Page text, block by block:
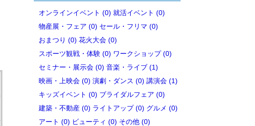
オンラインイベント (0) 就活イベント (0)
物産展・フェア (0) セール・フリマ (0)
おまつり (0) 花火大会 (0)
スポーツ観戦・体験 (0) ワークショップ (0)
セミナー・展示会 (0) 音楽・ライブ (1)
映画・上映会 (0) 演劇・ダンス (0) 講演会 (1)
キッズイベント (0) ブライダルフェア (0)
建築・不動産 (0) ライトアップ (0) グルメ (0)
アート (0) ビューティ (0) その他 (0)